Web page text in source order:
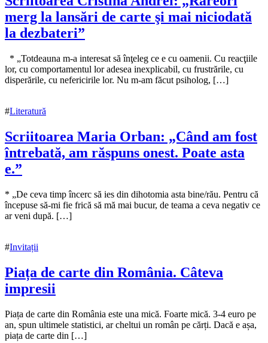
merg la lansări de carte şi mai niciodată
la dezbateri”
24
noiembrie
20226
* „Totdeauna m-a interesat să înţeleg ce e cu oamenii. Cu reacţiile
lor, cu comportamentul lor adesea inexplicabil, cu frustrările, cu
disperările, cu nefericirile lor. Nu m-am făcut psiholog, […]
#Literatură
Scriitoarea Maria Orban: „Când am fost
întrebată, am răspuns onest. Poate asta
e.”
24
noiembrie
20226
* „De ceva timp încerc să ies din dihotomia asta bine/rău. Pentru că
începuse să-mi fie frică să mă mai bucur, de teama a ceva negativ ce
ar veni după. […]
#Invitații
Piața de carte din România. Câteva
impresii
24
noiembrie
2022 25
Piața de carte din România este una mică. Foarte mică. 3-4 euro pe
an, spun ultimele statistici, ar cheltui un român pe cărți. Dacă e așa,
piața de carte din […]